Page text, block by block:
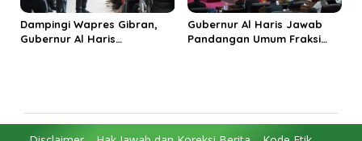
Dampingi Wapres Gibran,
Gubernur Al Haris
Gubernur Al Haris Jawab
Pandangan Umum Fraksi